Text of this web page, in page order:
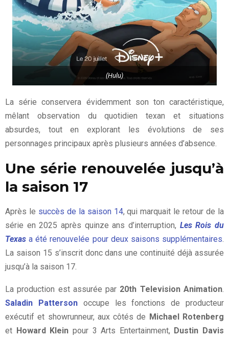
(Hulu)
La série conservera évidemment son ton caractéristique,
mêlant observation du quotidien texan et situations
absurdes, tout en explorant les évolutions de ses
personnages principaux après plusieurs années d’absence.
Une série renouvelée jusqu’à
la saison 17
Après le succès de la saison 14, qui marquait le retour de la
série en 2025 après quinze ans d’interruption, Les Rois du
Texas a été renouvelée pour deux saisons supplémentaires.
La saison 15 s’inscrit donc dans une continuité déjà assurée
jusqu’à la saison 17.
La production est assurée par 20th Television Animation.
Saladin Patterson occupe les fonctions de producteur
exécutif et showrunneur, aux côtés de Michael Rotenberg
et Howard Klein pour 3 Arts Entertainment, Dustin Davis